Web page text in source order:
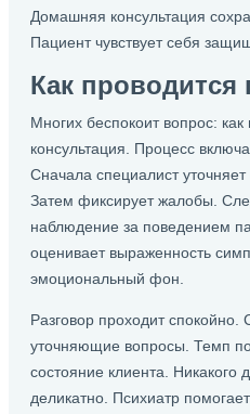
Домашняя консультация
Пациент чувствует себя
Как
Многих беспокоит вопрос:
консультация. Процесс
Сначала специалист уточняет
Затем фиксирует жалобы.
наблюдение за поведением
оценивает выраженность
эмоциональный фон.
Разговор проходит спокойно.
уточняющие вопросы. Темп
состояние клиента. Никакого
деликатно. Психиатр